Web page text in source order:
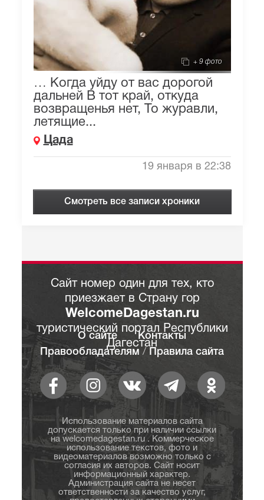
+ 9 фото
… Когда уйду от вас дорогой
дальней В тот край, откуда
возвращенья нет, То журавли,
летящие...
Цада
19 января в 22:38
Смотреть все записи хроники
Сайт номер один для тех, кто
приезжает в Страну гор
WelcomeDagestan.ru
туристический портал Республики
Дагестан
О сайте
Контакты
Правообладателям / Правила сайта
Использование материалов сайта
допускается только при наличии ссылки
на welcomedagestan.ru . Коммерческое
использование текстов, фото и
видеоматериалов возможно только с
согласия их авторов. Сайт носит
информационный характер.
Администрация сайта не несет
ответственности за качество услуг,